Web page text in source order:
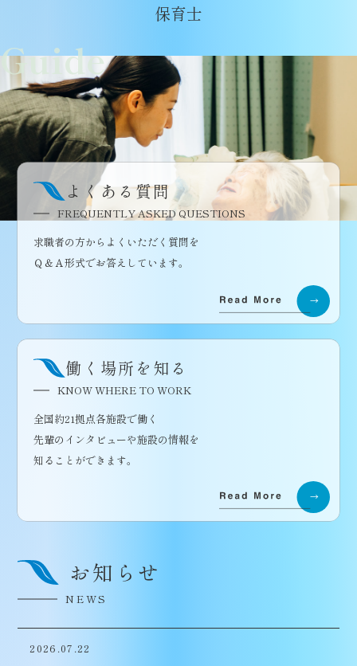
保育士
Guide
よくある質問
FREQUENTLY ASKED QUESTIONS
求職者の方からよくいただく質問を
Ｑ＆Ａ形式でお答えしています。
働く場所を知る
KNOW WHERE TO WORK
全国約21拠点各施設で働く
先輩のインタビューや施設の情報を
知ることができます。
お知らせ
NEWS
2026.07.22